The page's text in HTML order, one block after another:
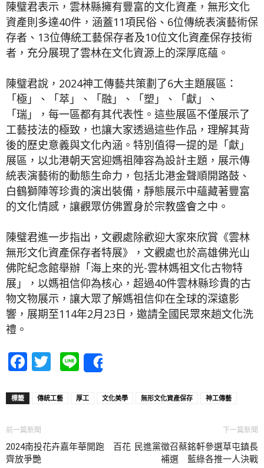
陳璧君表示，雲林縣擁有豐富的文化資產，無形文化
資產則多達40件，涵蓋11項民俗、6位傳統表演藝術保
存者、13位傳統工藝保存者及10位文化資產保存技術
者，充分展現了雲林在文化資源上的深厚底蘊。
陳璧君說，2024神工傳藝共策劃了6大主題展區：
「極」、「萃」、「融」、「塑」、「獻」、
「瑞」，每一區都有其代表性。這些展區不僅展示了
工藝技法的極致，也讓大家透過這些作品，理解其背
後的歷史意義與文化內涵。特別值得一提的是「獻」
展區，以北港朝天宮迎媽祖陣容為設計主題，展示傳
統表演藝術的動態生命力，包括北港金聲順開路鼓、
白鶴獅陣等珍貴的演出裝備，靜態展示中蘊藏著豐富
的文化情感，讓觀眾仿佛置身於宗教盛會之中。
陳璧君進一步指出，文觀處除歡迎大家來欣賞《雲林
無形文化資產保存者特展》，文觀處也於高雄佛光山
佛陀紀念館舉辦「海上來的光-雲林媽祖文化古物特
展」，以媽祖信仰為核心，超過40件雲林縣珍貴的古
物文物展示，讓大眾了解媽祖信仰在全球的深遠影
響，展期至114年2月23日，邀請全國民眾來趟文化洗
禮。
Facebook
Twitter
Line
標籤 傳統工藝 厚工 文化美學 無形文化資產保存 神工傳藝
前一篇新聞
2024南投花卉嘉年華開跑 百花
齊放爭艷
下一篇新聞
民進黨徵召蔡銘軒參選草屯鎮長
補選 藍綠各推一人決戰